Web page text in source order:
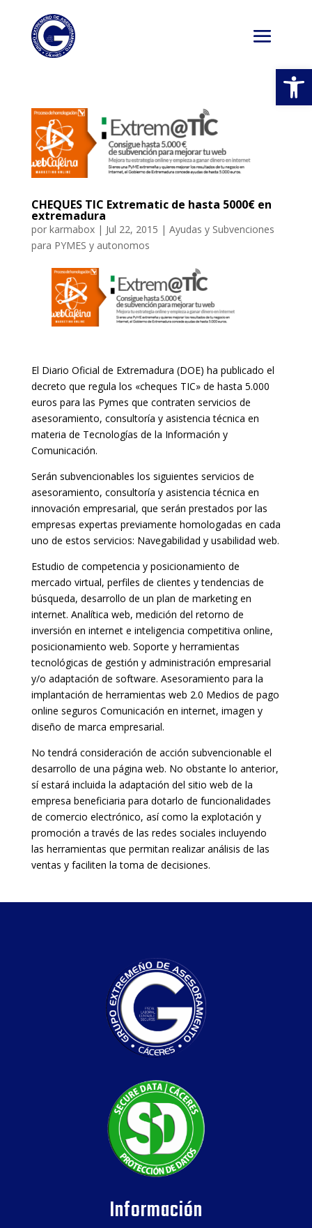
CHEQUES TIC Extrematic de hasta 5000€ en
extremadura
por karmabox| Jul 22, 2015 | Ayudas y Subvenciones
para PYMES y autonomos
El Diario Oficial de Extremadura (DOE) ha publicado el
decreto que regula los «cheques TIC» de hasta 5.000
euros para las Pymes que contraten servicios de
asesoramiento, consultoría y asistencia técnica en
materia de Tecnologías de la Información y
Comunicación.
Serán subvencionables los siguientes servicios de
asesoramiento, consultoría y asistencia técnica en
innovación empresarial, que serán prestados por las
empresas expertas previamente homologadas en cada
uno de estos servicios: Navegabilidad y usabilidad web.
Estudio de competencia y posicionamiento de
mercado virtual, perfiles de clientes y tendencias de
búsqueda, desarrollo de un plan de marketing en
internet. Analítica web, medición del retorno de
inversión en internet e inteligencia competitiva online,
posicionamiento web. Soporte y herramientas
tecnológicas de gestión y administración empresarial
y/o adaptación de software. Asesoramiento para la
implantación de herramientas web 2.0 Medios de pago
online seguros Comunicación en internet, imagen y
diseño de marca empresarial.
No tendrá consideración de acción subvencionable el
desarrollo de una página web. No obstante lo anterior,
sí estará incluida la adaptación del sitio web de la
empresa beneficiaria para dotarlo de funcionalidades
de comercio electrónico, así como la explotación y
promoción a través de las redes sociales incluyendo
las herramientas que permitan realizar análisis de las
ventas y faciliten la toma de decisiones.
Información